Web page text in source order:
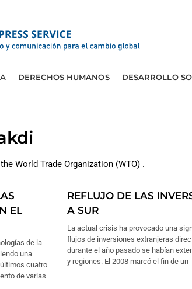
DERECHOS HUMANOS DESARROLLO
World Trade Organization (WTO) .
EL
de la
una
cuatro
de varias
REFLUJO DE LAS
A SUR
La actual crisis ha provocado una
flujos de inversiones extranjeras
durante el año pasado se habían
y regiones. El 2008 marcó el fin de un